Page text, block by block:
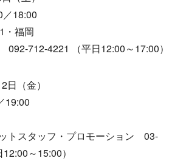
18:00
・福岡
712-4221 （平日12:00～17:00）
日（金）
19:00
トスタッフ・プロモーション 03-
～15:00）